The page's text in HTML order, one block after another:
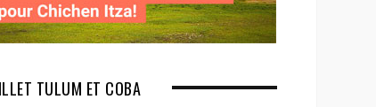
TULUM ET COBA